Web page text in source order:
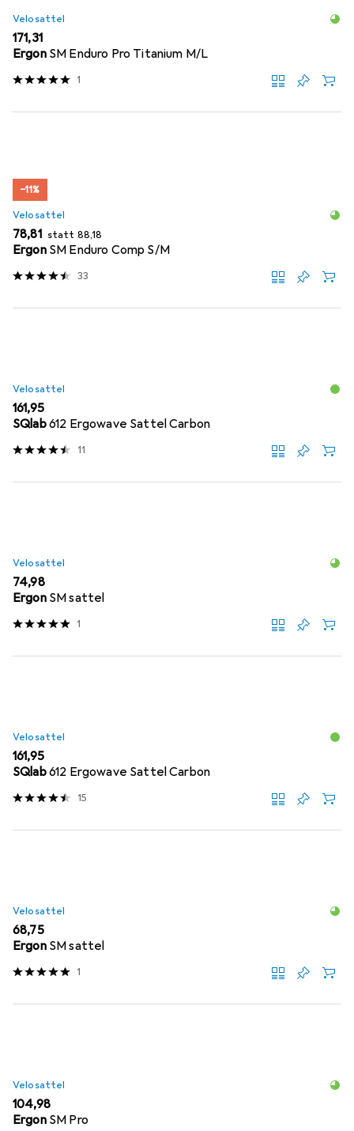
Velosattel
EUR
171,31
Ergon SM Enduro Pro Titanium M/L
1
−11%
Velosattel
EUR
78,81 statt EUR
88,18
Ergon SM Enduro Comp S/M
33
Velosattel
EUR
161,95
SQlab612 Ergowave Sattel Carbon
11
Velosattel
EUR
74,98
Ergon SM sattel
1
Velosattel
EUR
161,95
SQlab612 Ergowave Sattel Carbon
15
Velosattel
EUR
68,75
Ergon SM sattel
1
Velosattel
EUR
104,98
Ergon SM Pro